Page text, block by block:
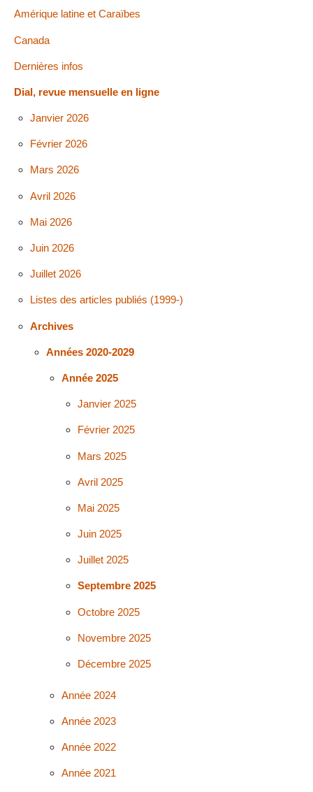
Amérique latine et Caraïbes
Canada
Dernières infos
Dial, revue mensuelle en ligne
Janvier 2026
Février 2026
Mars 2026
Avril 2026
Mai 2026
Juin 2026
Juillet 2026
Listes des articles publiés (1999-)
Archives
Années 2020-2029
Année 2025
Janvier 2025
Février 2025
Mars 2025
Avril 2025
Mai 2025
Juin 2025
Juillet 2025
Septembre 2025
Octobre 2025
Novembre 2025
Décembre 2025
Année 2024
Année 2023
Année 2022
Année 2021